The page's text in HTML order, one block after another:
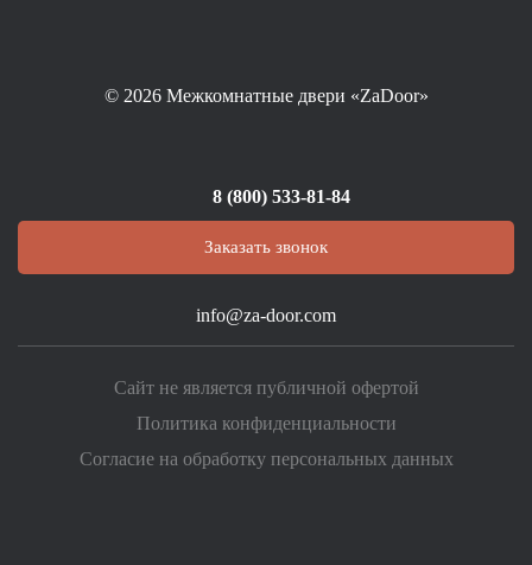
© 2026Межкомнатные двери «ZaDoor»
8 (800) 533-81-84
Заказать звонок
info@za-door.com
Сайт не является публичной офертой
Политика конфиденциальности
Согласие на обработку персональных данных